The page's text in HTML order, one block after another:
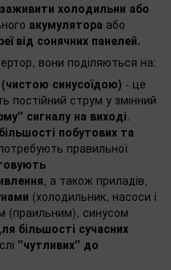
холодильни або
акумулятора або
від сонячних панелей.
вони поділяються на:
(чистою синусоїдою) - це
постійний струм у змінний
сигналу на виході.
побутових та
правильної
, а також приладів,
(холодильник, насоси і
(праильним), синусом
більшості сучасних
"чутливих" до